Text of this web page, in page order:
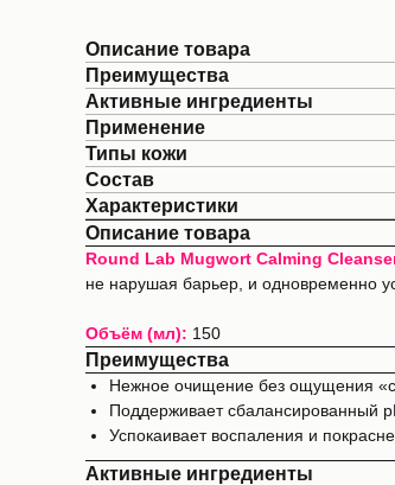
Описание товара
Преимущества
Активные ингредиенты
Применение
Типы кожи
Состав
Характеристики
Описание товара
Round Lab Mugwort Calming
не нарушая барьер, и одновременно
Объём (мл): 150
Преимущества
Нежное очищение без ощущения
Поддерживает сбалансированный
Успокаивает воспаления и
Активные ингредиенты